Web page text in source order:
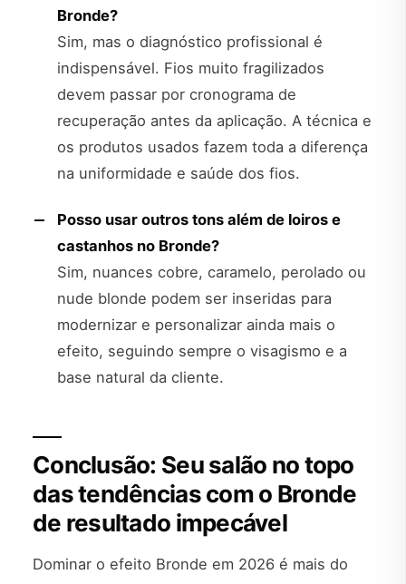
Bronde?
Sim, mas o diagnóstico profissional é
indispensável. Fios muito fragilizados
devem passar por cronograma de
recuperação antes da aplicação. A técnica e
os produtos usados fazem toda a diferença
na uniformidade e saúde dos fios.
Posso usar outros tons além de loiros e
castanhos no Bronde?
Sim, nuances cobre, caramelo, perolado ou
nude blonde podem ser inseridas para
modernizar e personalizar ainda mais o
efeito, seguindo sempre o visagismo e a
base natural da cliente.
Conclusão: Seu salão no topo
das tendências com o Bronde
de resultado impecável
Dominar o efeito Bronde em 2026 é mais do